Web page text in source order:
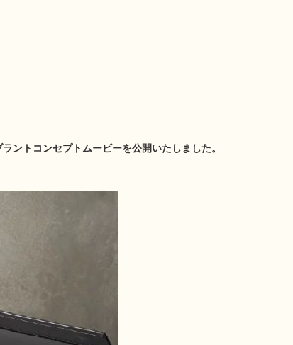
ントコンセプトムービーを公開いたしました。